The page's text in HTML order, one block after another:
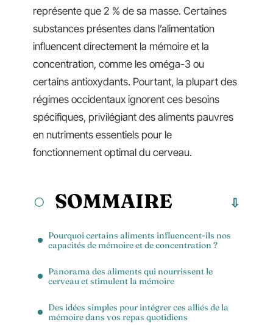
représente que 2 % de sa masse. Certaines
substances présentes dans l’alimentation
influencent directement la mémoire et la
concentration, comme les oméga-3 ou
certains antioxydants. Pourtant, la plupart des
régimes occidentaux ignorent ces besoins
spécifiques, privilégiant des aliments pauvres
en nutriments essentiels pour le
fonctionnement optimal du cerveau.
SOMMAIRE
Pourquoi certains aliments influencent-ils nos
capacités de mémoire et de concentration ?
Panorama des aliments qui nourrissent le
cerveau et stimulent la mémoire
Des idées simples pour intégrer ces alliés de la
mémoire dans vos repas quotidiens